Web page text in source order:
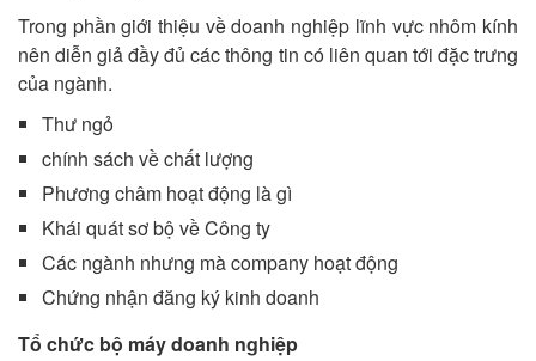
Trong phần giới thiệu về doanh nghiệp lĩnh vực nhôm kính
nên diễn giả đầy đủ các thông tin có liên quan tới đặc trưng
của ngành.
Thư ngỏ
chính sách về chất lượng
Phương châm hoạt động là gì
Khái quát sơ bộ về Công ty
Các ngành nhưng mà company hoạt động
Chứng nhận đăng ký kinh doanh
Tổ chức bộ máy doanh nghiệp